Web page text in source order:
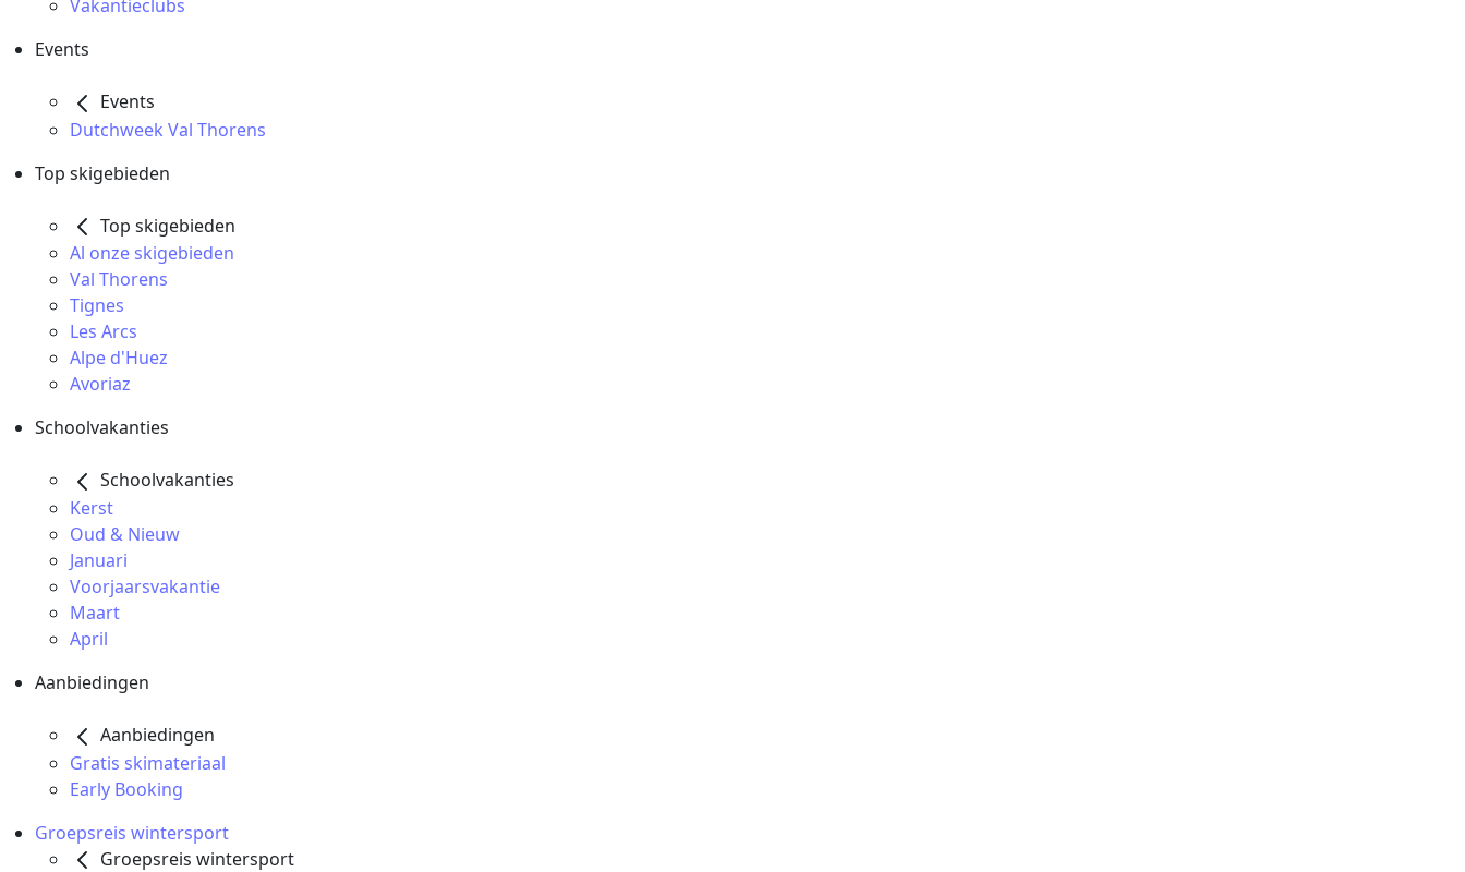
Vakantieclubs
Events
Events
Dutchweek Val Thorens
Top skigebieden
Top skigebieden
Al onze skigebieden
Val Thorens
Tignes
Les Arcs
Alpe d'Huez
Avoriaz
Schoolvakanties
Schoolvakanties
Kerst
Oud & Nieuw
Januari
Voorjaarsvakantie
Maart
April
Aanbiedingen
Aanbiedingen
Gratis skimateriaal
Early Booking
Groepsreis wintersport
Groepsreis wintersport